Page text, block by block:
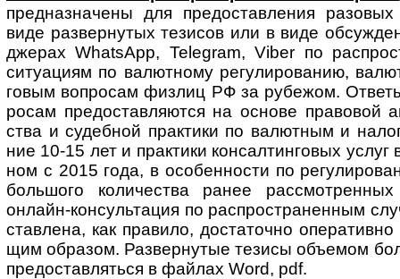
пред­наз­начены для предо­став­ления
виде развер­нутых тезисов или в виде
джерах WhatsApp, Telegram, Viber по
ситу­ациям по валют­ному регули­рованию,
говым воп­ро­сам физ­лиц РФ за рубе­жом.
росам предо­став­ляются на основе право­вой
ства и судеб­ной прак­тики по валют­ным и
ние 10-15 лет и прак­тики консал­тинговых
ном с 2015 года, в особен­ности по
боль­шого коли­чества ранее
онлайн-­консуль­тация по распро­стра­ненным
став­лена, как пра­вило, доста­точно
щим образом. Развер­нутые тезисы объ­е­мом
предо­став­ляться в файлах Word, pdf.